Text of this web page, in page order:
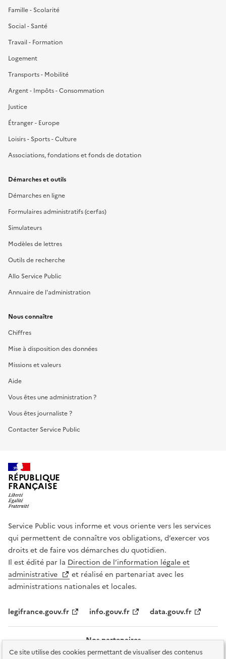
Ce site utilise des cookies permettant de visualiser des contenus
Famille - Scolarité
Social - Santé
Travail - Formation
Logement
Transports - Mobilité
Argent - Impôts - Consommation
Justice
Étranger - Europe
Loisirs - Sports - Culture
Associations, fondations et fonds de dotation
Démarches et outils
Démarches en ligne
Formulaires administratifs (cerfas)
Simulateurs
Modèles de lettres
Outils de recherche
Allo Service Public
Annuaire de l'administration
Nous connaître
Chiffres
Mise à disposition des données
Missions et valeurs
Aide
Vous êtes une administration ?
Vous êtes journaliste ?
Contacter Service Public
RÉPUBLIQUE
FRANÇAISE
Service Public vous informe et vous oriente vers les services
qui permettent de connaître vos obligations, d’exercer vos
droits et de faire vos démarches du quotidien.
Il est édité par la Direction de l’information légale et
administrative
et réalisé en partenariat avec les
administrations nationales et locales.
legifrance.gouv.fr info.gouv.fr data.gouv.fr
Nos partenaires